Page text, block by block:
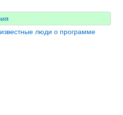
люди о программе